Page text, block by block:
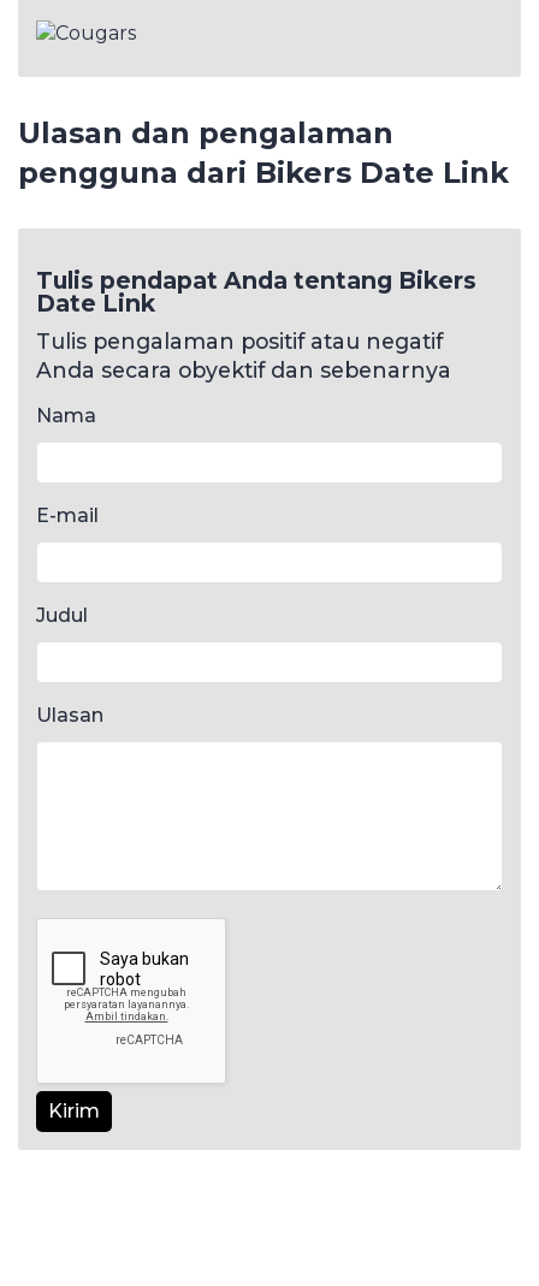
Ulasan dan pengalaman
pengguna dari Bikers Date Link
Tulis pendapat Anda tentang Bikers
Date Link
Tulis pengalaman positif atau negatif
Anda secara obyektif dan sebenarnya
Nama
E-mail
Judul
Ulasan
Kirim